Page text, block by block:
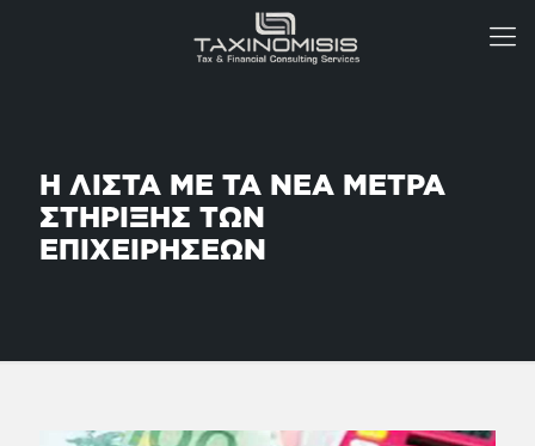
Η ΛΙΣΤΑ ΜΕ ΤΑ ΝΕΑ ΜΕΤΡΑ
ΣΤΗΡΙΞΗΣ ΤΩΝ
ΕΠΙΧΕΙΡΗΣΕΩΝ